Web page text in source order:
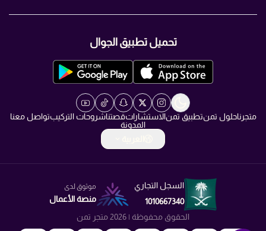
info@TMN.sa
https://t.me/TMN_smart
تحميل تطبيق الجوال
متجرناحلول تمنتطبيق تمنالاستشاراتقصتناشروحات التركيبتواصل معنا
المدونة
السجل التجاري
1010667340
موثوق لدى
منصة الأعمال
الحقوق محفوظة | 2026
متجر تمن